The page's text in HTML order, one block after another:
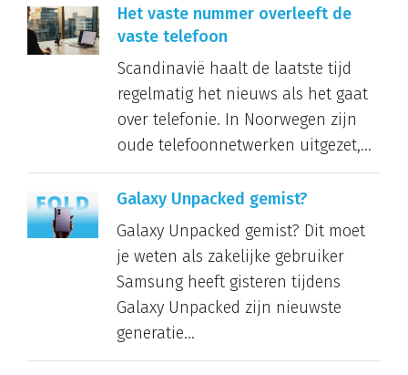
Het vaste nummer overleeft de
vaste telefoon
Scandinavië haalt de laatste tijd
regelmatig het nieuws als het gaat
over telefonie. In Noorwegen zijn
oude telefoonnetwerken uitgezet,...
Galaxy Unpacked gemist?
Galaxy Unpacked gemist? Dit moet
je weten als zakelijke gebruiker
Samsung heeft gisteren tijdens
Galaxy Unpacked zijn nieuwste
generatie...